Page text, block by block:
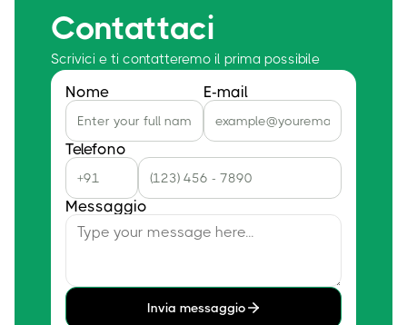
Contattaci
Scrivici e ti contatteremo il prima possibile
Nome E-mail
Telefono
Messaggio
Invia messaggio